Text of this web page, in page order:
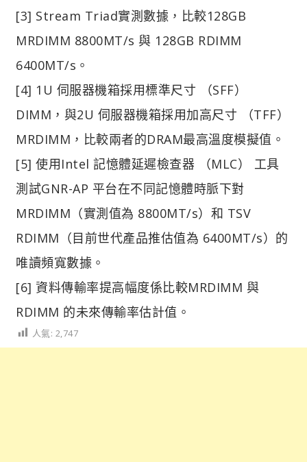
[3] Stream Triad實測數據，比較128GB
MRDIMM 8800MT/s 與 128GB RDIMM
6400MT/s。
[4] 1U 伺服器機箱採用標準尺寸 （SFF）
DIMM，與2U 伺服器機箱採用加高尺寸 （TFF）
MRDIMM，比較兩者的DRAM最高溫度模擬值。
[5] 使用Intel 記憶體延遲檢查器 （MLC） 工具
測試GNR-AP 平台在不同記憶體時脈下對
MRDIMM（實測值為 8800MT/s）和 TSV
RDIMM（目前世代產品推估值為 6400MT/s）的
唯讀頻寬數據。
[6] 資料傳輸率提高幅度係比較MRDIMM 與
RDIMM 的未來傳輸率估計值。
人氣: 2,747